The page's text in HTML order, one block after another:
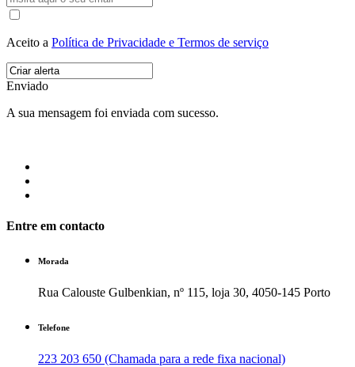
Aceito a Política de Privacidade e Termos de serviço
Enviado
A sua mensagem foi enviada com sucesso.
Entre em contacto
Morada
Rua Calouste Gulbenkian, nº 115, loja 30, 4050-145 Porto
Telefone
223 203 650 (Chamada para a rede fixa nacional)